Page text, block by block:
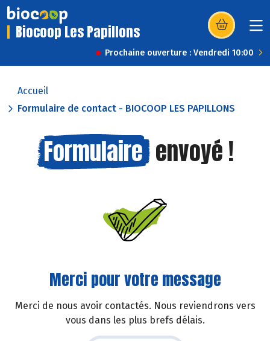
Biocoop Les Papillons (s’ouvre dans
Prochaine ouverture : Vendredi 10:00
Accueil
Formulaire de contact - BIOCOOP LES PAPILLONS
Formulaire envoyé !
Merci pour votre message
Merci de nous avoir contactés. Nous reviendrons vers
vous dans les plus brefs délais.